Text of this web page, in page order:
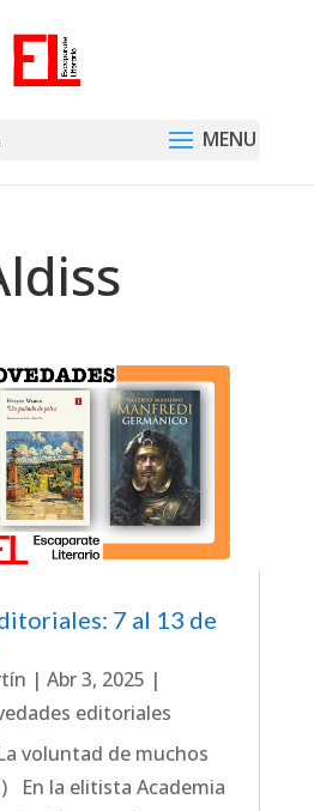
7 al 13 de
| Abr 3, 2025 |
editoriales
de muchos
En la elitista Academia